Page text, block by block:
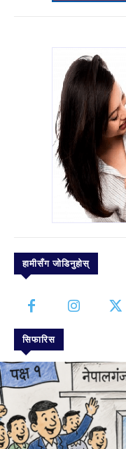
हामीसँग जोडिनुहोस्
सिफारिस